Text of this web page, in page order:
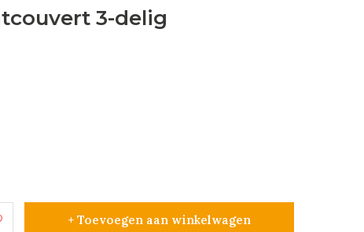
3-delig
+ Toevoegen aan winkelwagen